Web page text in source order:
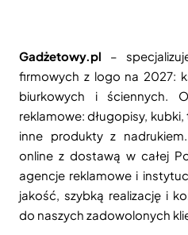
Gadżetowy.pl –
firmowych z logo na 2027:
biurkowych i ściennych.
reklamowe: długopisy,
inne produkty z
online z dostawą w całej
agencje reklamowe i
jakość, szybką realizację i
do naszych zadowolonych